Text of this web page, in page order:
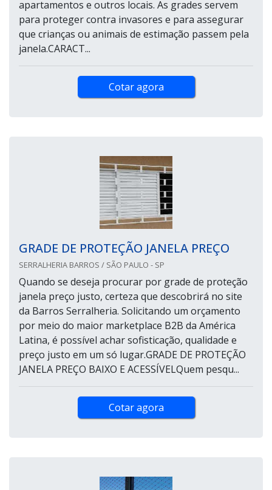
apartamentos e outros locais. As grades servem
para proteger contra invasores e para assegurar
que crianças ou animais de estimação passem pela
janela.CARACT...
Cotar agora
GRADE DE PROTEÇÃO JANELA PREÇO
SERRALHERIA BARROS / SÃO PAULO - SP
Quando se deseja procurar por grade de proteção
janela preço justo, certeza que descobrirá no site
da Barros Serralheria. Solicitando um orçamento
por meio do maior marketplace B2B da América
Latina, é possível achar sofisticação, qualidade e
preço justo em um só lugar.GRADE DE PROTEÇÃO
JANELA PREÇO BAIXO E ACESSÍVELQuem pesqu...
Cotar agora